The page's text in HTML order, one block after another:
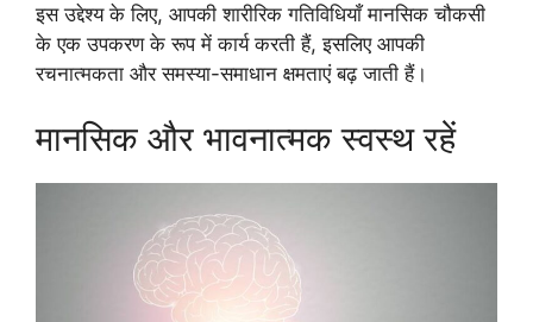
इस उद्देश्य के लिए, आपकी शारीरिक गतिविधियाँ मानसिक चौकसी
के एक उपकरण के रूप में कार्य करती हैं, इसलिए आपकी
रचनात्मकता और समस्या-समाधान क्षमताएं बढ़ जाती हैं।
मानसिक और भावनात्मक स्वस्थ रहें